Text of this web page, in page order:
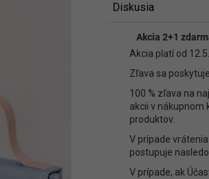
Akcia 2+1
Akcia platí od
Zľava sa
100 % zľava na
akcii v nákupnom
produktov.
V prípade
postupuje
V prípade, ak
Diskusia
Diskusia
Buďte prvý, kto napíše
Len registrovaní
prihláste sa alebo sa